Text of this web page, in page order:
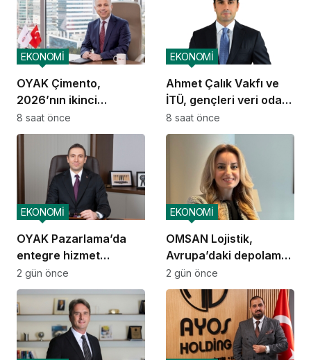
OYAK Çimento,
2026’nın ikinci
çeyreğinde olumlu
performansını
EKONOMİ
8 saat önce
Ahmet Çalık Vakfı ve
İTÜ, gençleri veri odaklı
geleceğe hazırlıyor
EKONOMİ
8 saat önce
OYAK Pazarlama’da
entegre hizmet
ekosistemi kuruluyor
EKONOMİ
2 gün önce
OMSAN Lojistik,
Avrupa’daki depolama
ve dağıtım
operasyonlarına
başladı
EKONOMİ
2 gün önce